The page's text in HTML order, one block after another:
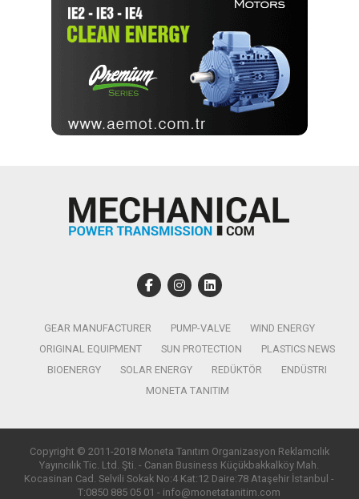
GEAR MANUFACTURER PUMP-VALVE
WIND ENERGY
ORIGINAL EQUIPMENT
SUN PROTECTION
PLASTICS NEWS
BIOENERGY
SOLAR ENERGY REDÜKTÖR
ENDÜSTRI
MONETA TANITIM
Copyright © 2011-2018 Moneta Tanıtım Organizasyon Reklamcılık
Yayıncılık Tic. Ltd. Şti. - Canan Business Küçükbakkalköy Mah.
Kocasinan Cad. Selvili Sokak No:4 Kat:12 Daire:78 Ataşehir İstanbul -
T:0850 885 05 01 - info@monetatanitim.com